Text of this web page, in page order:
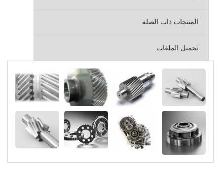
المنتجات ذات الصلة
تحميل الملفات